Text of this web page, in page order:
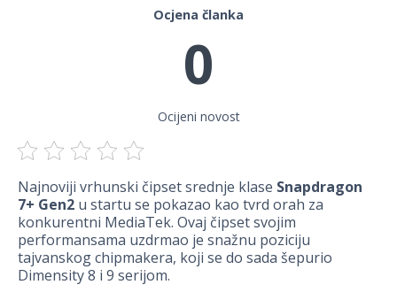
Ocjena članka
0
Ocijeni novost
Najnoviji vrhunski čipset srednje klase Snapdragon
7+ Gen2 u startu se pokazao kao tvrd orah za
konkurentni MediaTek. Ovaj čipset svojim
performansama uzdrmao je snažnu poziciju
tajvanskog chipmakera, koji se do sada šepurio
Dimensity 8 i 9 serijom.